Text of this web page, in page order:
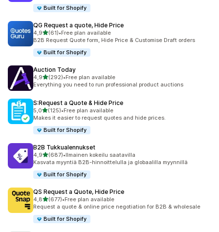
Built for Shopify
QG Request a quote, Hide Price
4,9/ 5 tähteä
(61)
61 arvostelua yhteensä
•Free plan available
B2B Request Quote form, Hide Price & Customise Draft orders
Built for Shopify
Auction Today
4,9/ 5 tähteä
(292)
292 arvostelua yhteensä
•Free plan available
Everything you need to run professional product auctions
S:Request a Quote & Hide Price
5,0/ 5 tähteä
(125)
125 arvostelua yhteensä
•Free plan available
Makes it easier to request quotes and hide prices.
Built for Shopify
B2B Tukkualennukset
4,9/ 5 tähteä
(687)
687 arvostelua yhteensä
•Ilmainen kokeilu saatavilla
Kasvata myyntiä B2B-hinnoittelulla ja globaalilla myynnillä
Built for Shopify
QS Request a Quote, Hide Price
4,8/ 5 tähteä
(677)
677 arvostelua yhteensä
•Free plan available
Request a quote & online price negotiation for B2B & wholesale
Built for Shopify